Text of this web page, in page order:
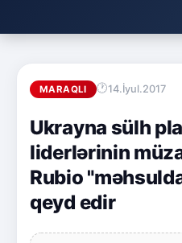
MARAQLI 14.İyul.2017
Ukrayna sülh
liderlərinin
Rubio
qeyd edir